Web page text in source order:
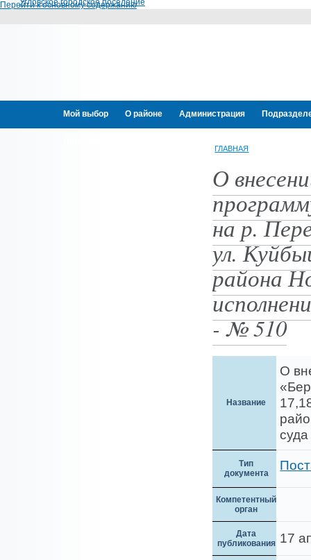
Перейти к основному содержанию
Угловское городское поселение
Мой выбор О районе Администрация
ГЛАВНАЯ
О
на р.
ул.
района
- № 510
Название
О
Тип
документа
Компетентный
орган
Дата
публикования 17